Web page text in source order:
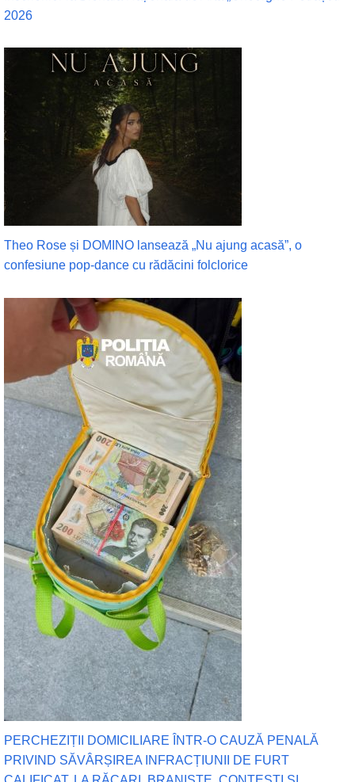
2026
Theo Rose și DOMINO lansează „Nu ajung acasă”, o
confesiune pop-dance cu rădăcini folclorice
PERCHEZIȚII DOMICILIARE ÎNTR-O CAUZĂ PENALĂ
PRIVIND SĂVÂRȘIREA INFRACȚIUNII DE FURT